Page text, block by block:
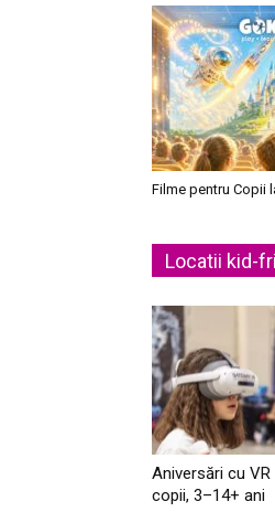
Filme pentru Copii
Locatii kid-
Aniversări cu
copii, 3–14+ ani